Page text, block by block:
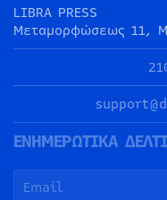
LIBRA PRESS
Μεταμορφώσεως 11,
ΕΝΗΜΕΡΩΤΙΚΑ